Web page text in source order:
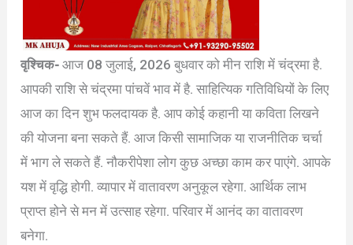
वृश्चिक- आज 08 जुलाई, 2026 बुधवार को मीन राशि में चंद्रमा है.
आपकी राशि से चंद्रमा पांचवें भाव में है. साहित्यिक गतिविधियों के लिए
आज का दिन शुभ फलदायक है. आप कोई कहानी या कविता लिखने
की योजना बना सकते हैं. आज किसी सामाजिक या राजनीतिक चर्चा
में भाग ले सकते हैं. नौकरीपेशा लोग कुछ अच्छा काम कर पाएंगे. आपके
यश में वृद्धि होगी. व्यापार में वातावरण अनुकूल रहेगा. आर्थिक लाभ
प्राप्त होने से मन में उत्साह रहेगा. परिवार में आनंद का वातावरण
बनेगा.